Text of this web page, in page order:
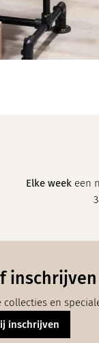
Elke weekeen
inschrijven
en
inschrijven